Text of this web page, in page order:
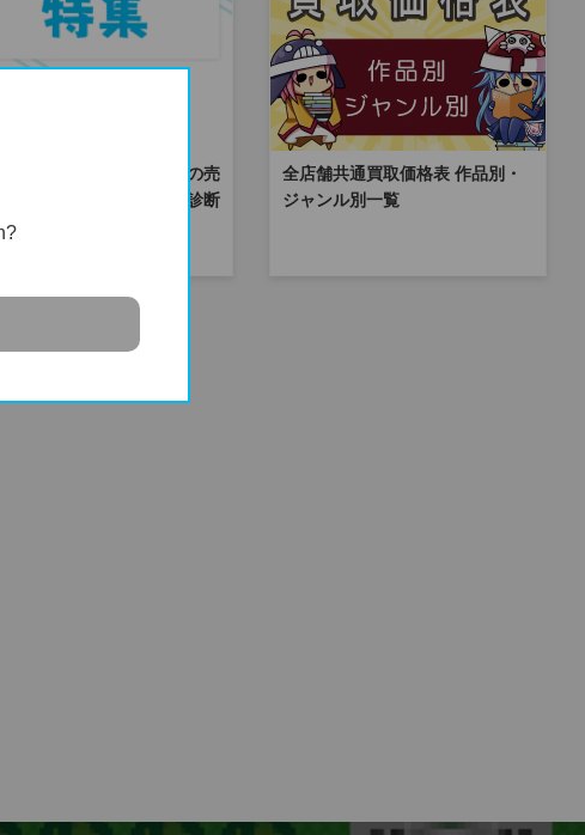
幌店】あなたにぴったりの売
がわかる！買取サービス診断
ト
全店舗共通買取価格表 作品別・
ジャンル別一覧